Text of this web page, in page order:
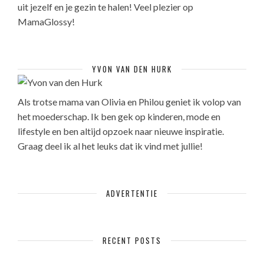
uit jezelf en je gezin te halen! Veel plezier op
MamaGlossy!
YVON VAN DEN HURK
Als trotse mama van Olivia en Philou geniet ik volop van
het moederschap. Ik ben gek op kinderen, mode en
lifestyle en ben altijd opzoek naar nieuwe inspiratie.
Graag deel ik al het leuks dat ik vind met jullie!
ADVERTENTIE
RECENT POSTS